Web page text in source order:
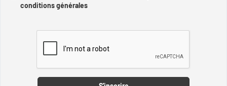
conditions générales